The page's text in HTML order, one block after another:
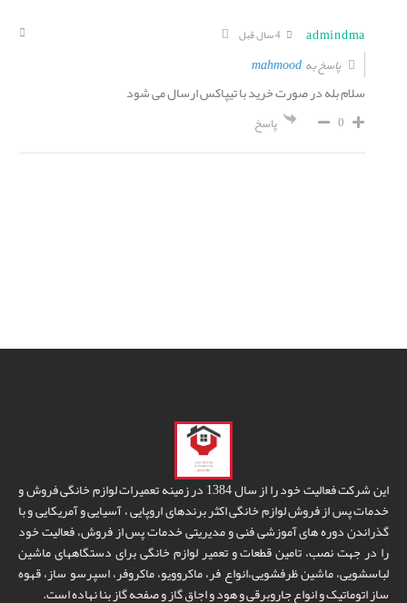
admindma
پاسخ بهmahmood
سلام بله در صورت خرید با تیپاکس ارسال می شود
0 پاسخ
این شرکت فعالیت خود را از سال 1384 در زمینه تعمیرات لوازم خانگی فروش و
خدمات پس از فروش لوازم خانگی اکثر برندهای اروپایی ، آسیایی و آمریکایی و با
گذراندن دوره های آموزشی فنی و مدیریتی خدمات پس از فروش، فعالیت خود
را در جهت نصب، تامین قطعات و تعمیر لوازم خانگی برای دستگاههای ماشین
لباسشویی، ماشین ظرفشویی،انواع فر، ماکروویو، ماکروفر، اسپرسو ساز، قهوه
ساز اتوماتیک و انواع جاروبرقی و هود و اجاق گاز و صفحه گاز بنا نهاده است.